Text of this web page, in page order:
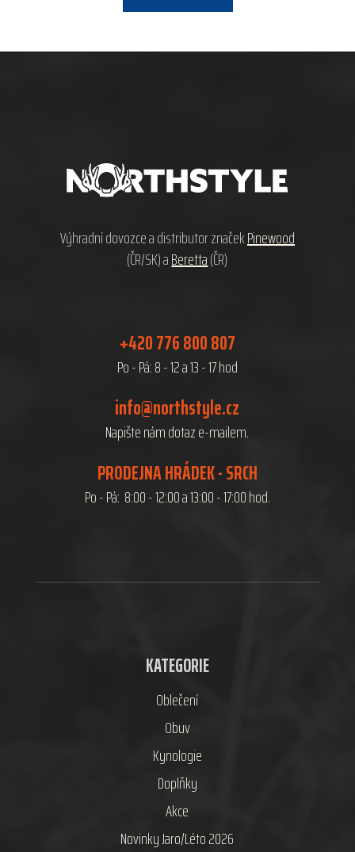
Výhradní dovozce a distributor značekPinewood
(ČR/SK) aBeretta(ČR)
+420 776 800 807
Po - Pá: 8 - 12 a 13 - 17 hod
info@northstyle.cz
Napište nám dotaz e-mailem.
PRODEJNA HRÁDEK - SRCH
Po - Pá: 8:00 - 12:00 a 13:00 - 17:00 hod.
KATEGORIE
Oblečení
Obuv
Kynologie
Doplňky
Akce
Novinky Jaro/Léto 2026